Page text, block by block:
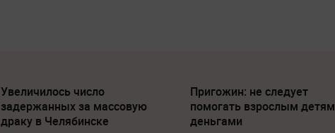
Увеличилось число
задержанных за массовую
драку в Челябинске
Пригожин: не следует
помогать взрослым детям
деньгами